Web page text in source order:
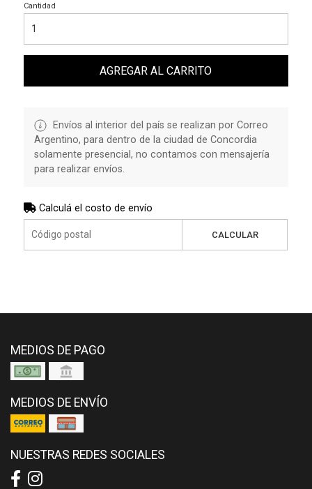
Cantidad
AGREGAR AL CARRITO
Envíos al interior del país se realizan por Correo
Argentino, para dentro de la ciudad de Concordia
solamente presencial, no contamos con mensajería
para realizar envíos.
Calculá el costo de envío
CALCULAR
MEDIOS DE PAGO
MEDIOS DE ENVÍO
NUESTRAS REDES SOCIALES